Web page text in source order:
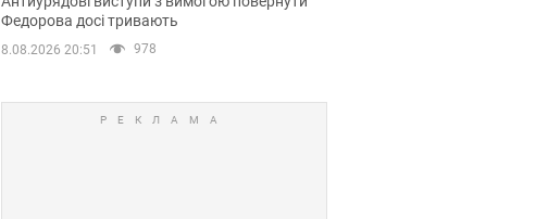
Федорова досі тривають
8.08.2026 20:51 978